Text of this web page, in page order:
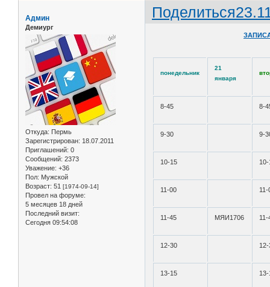
Поделиться
Админ
Демиург
Откуда: Пермь
Зарегистрирован: 18.07.2011
Приглашений: 0
Сообщений: 2373
Уважение: +36
Пол: Мужской
Возраст: 51 [1974-09-14]
Провел на форуме:
5 месяцев 18 дней
Последний визит:
Сегодня 09:54:08
понедельник
21
января
8-45 8-
9-30 9-
10-15 10-
11-00 11-
11-45 МЯИ1706 11-
12-30 12-
13-15 13-